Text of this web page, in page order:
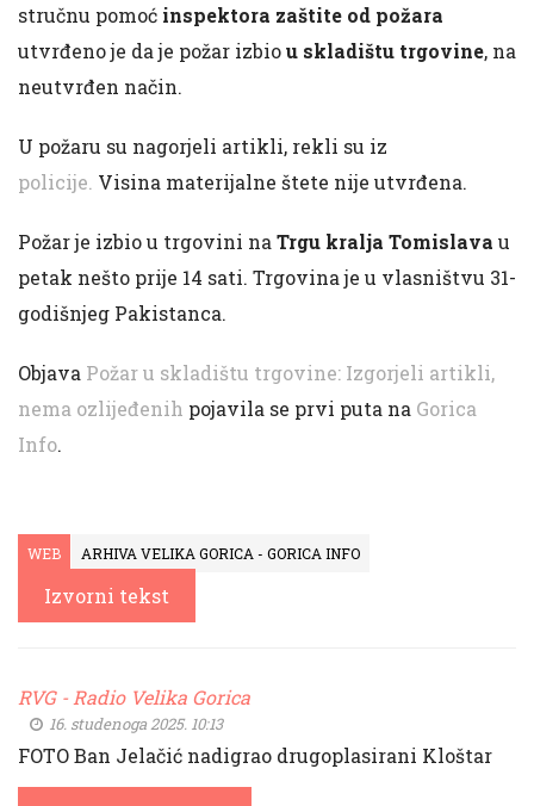
stručnu pomoć inspektora zaštite od požara
utvrđeno je da je požar izbiou skladištu trgovine, na
neutvrđen način.
U požaru su nagorjeli artikli, rekli su iz
policije. Visina materijalne štete nije utvrđena.
Požar je izbio u trgovini na Trgu kralja Tomislava u
petak nešto prije 14 sati. Trgovina je u vlasništvu 31-
godišnjeg Pakistanca.
Objava Požar u skladištu trgovine: Izgorjeli artikli,
nema ozlijeđenih pojavila se prvi puta na Gorica
Info.
WEB ARHIVA VELIKA GORICA - GORICA INFO
Izvorni tekst
RVG - Radio Velika Gorica
16. studenoga 2025. 10:13
FOTO Ban Jelačić nadigrao drugoplasirani Kloštar